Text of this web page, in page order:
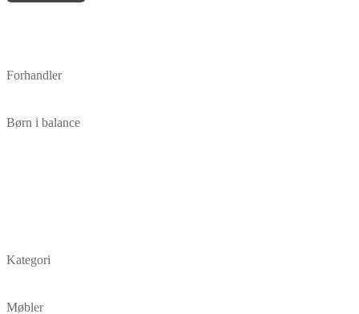
Forhandler
Børn i balance
Kategori
Møbler